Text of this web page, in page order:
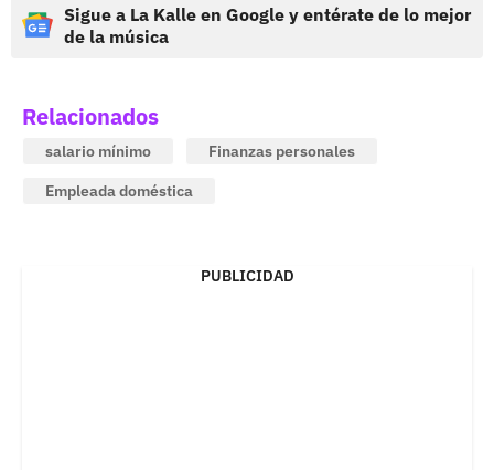
Sigue a La Kalle en Google y entérate de lo mejor
de la música
Relacionados
salario mínimo
Finanzas personales
Empleada doméstica
PUBLICIDAD